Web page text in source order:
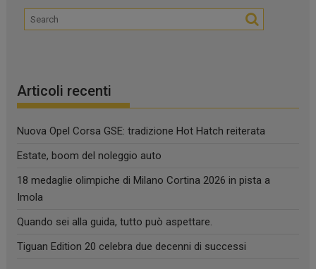
Articoli recenti
Nuova Opel Corsa GSE: tradizione Hot Hatch reiterata
Estate, boom del noleggio auto
18 medaglie olimpiche di Milano Cortina 2026 in pista a
Imola
Quando sei alla guida, tutto può aspettare.
Tiguan Edition 20 celebra due decenni di successi